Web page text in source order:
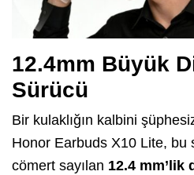
12.4mm Büyük
Sürücü
Bir kulaklığın kalbini
Honor Earbuds X10 Lite, bu
cömert sayılan 12.4 mm’lik